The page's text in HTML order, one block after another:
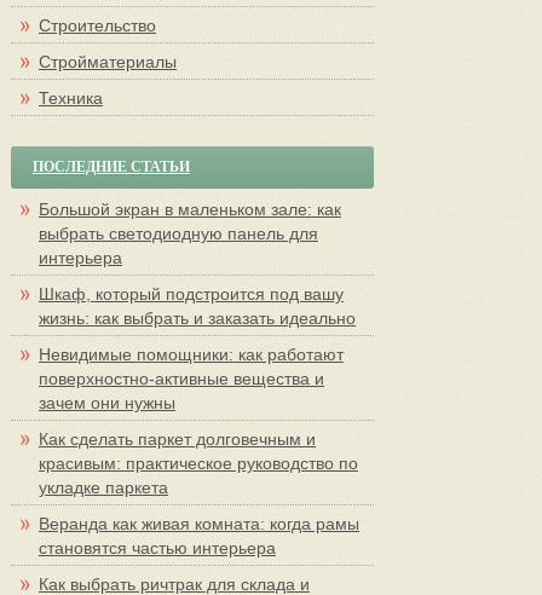
Строительство
Стройматериалы
Техника
ПОСЛЕДНИЕ СТАТЬИ
Большой экран в маленьком зале: как
выбрать светодиодную панель для
интерьера
Шкаф, который подстроится под вашу
жизнь: как выбрать и заказать идеально
Невидимые помощники: как работают
поверхностно-активные вещества и
зачем они нужны
Как сделать паркет долговечным и
красивым: практическое руководство по
укладке паркета
Веранда как живая комната: когда рамы
становятся частью интерьера
Как выбрать ричтрак для склада и